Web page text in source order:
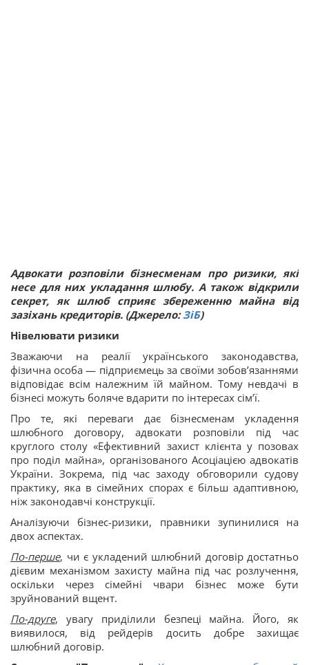
Адвокати розповіли бізнесменам про ризики, які
несе для них укладання шлюбу. А також відкрили
секрет, як шлюб сприяє збереженню майна від
зазіхань кредиторів. (Джерело:ЗіБ)
Нівелювати ризики
Зважаючи на реалії українського законодавства,
фізична особа — підприємець за своїми зобов’язаннями
відповідає всім належним їй майном. Тому невдачі в
бізнесі можуть боляче вдарити по інтересах сім’ї.
Про те, які переваги дає бізнесменам укладення
шлюбного договору, адвокати розповіли під час
круглого столу «Ефективний захист клієнта у позовах
про поділ майна», організованого Асоціацією адвокатів
України. Зокрема, під час заходу обговорили судову
практику, яка в сімейних спорах є більш адаптивною,
ніж законодавчі конструкції.
Аналізуючи бізнес-ризики, правники зупинилися на
двох аспектах.
По-перше, чи є укладений шлюбний договір достатньо
дієвим механізмом захисту майна під час розлучення,
оскільки через сімейні чвари бізнес може бути
зруйнований вщент.
По-друге, увагу приділили безпеці майна. Його, як
виявилося, від рейдерів досить добре захищає
шлюбний договір.